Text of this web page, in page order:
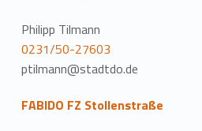
Philipp Tilmann
0231/50-27603
ptilmann@stadtdo.de
FABIDO FZ Stollenstraße